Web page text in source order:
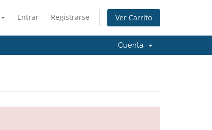
Entrar Registrarse Ver Carrito
Cuenta